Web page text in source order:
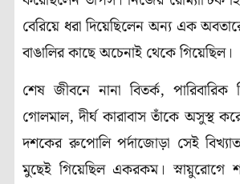
বেরিয়ে ধরা দিয়েছিলেন অন্য এক
বাঙালির কাছে অচেনাই থেকে গিয়েছিল।
শেষ জীবনে নানা বিতর্ক, পারিবারিক
গোলমাল, দীর্ঘ কারাবাস তাঁকে অসুস্থ
দশকের রুপোলি পর্দাজোড়া সেই
মুছেই গিয়েছিল একরকম। স্নায়ুরোগে